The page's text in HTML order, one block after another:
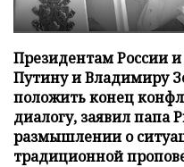
Президентам России
Путину и Владимиру
положить конец
диалогу, заявил папа
размышлении о
традиционной